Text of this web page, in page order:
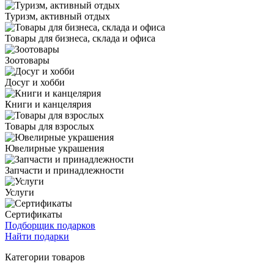
Туризм, активный отдых
Товары для бизнеса, склада и офиса
Зоотовары
Досуг и хобби
Книги и канцелярия
Товары для взрослых
Ювелирные украшения
Запчасти и принадлежности
Услуги
Сертификаты
Подборщик подарков
Найти подарки
Категории товаров